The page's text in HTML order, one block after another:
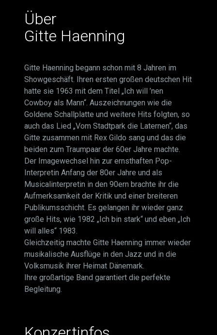
Über
Gitte Haenning
Gitte Haenning begann schon mit 8 Jahren im
Showgeschäft. Ihren ersten großen deutschen Hit
hatte sie 1963 mit dem Titel „Ich will ’nen
Cowboy als Mann“. Auszeichnungen wie die
Goldene Schallplatte und weitere Hits folgten, so
auch das Lied „Vom Stadtpark die Laternen“, das
Gitte zusammen mit Rex Gildo sang und das die
beiden zum Traumpaar der 60er Jahre machte.
Der Imagewechsel hin zur ernsthaften Pop-
Interpretin Anfang der 80er Jahre und als
Musicalinterpretin in den 90ern brachte ihr die
Aufmerksamkeit der Kritik und einer breiteren
Publikumsschicht. Es gelangen ihr wieder ganz
große Hits, wie 1982 „Ich bin stark“ und eben „Ich
will alles“ 1983.
Gleichzeitig machte Gitte Haenning immer wieder
musikalische Ausflüge in den Jazz und in die
Volksmusik ihrer Heimat Dänemark.
Ihre großartige Band garantiert die perfekte
Begleitung.